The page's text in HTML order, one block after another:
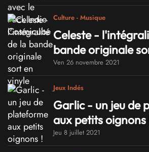
Culture - Musique
Celeste -
bande originale
Ven 26 novembre 2021
Jeux Indés
Garlic - un jeu de
aux petits oignons
Jeu 8 juillet 2021